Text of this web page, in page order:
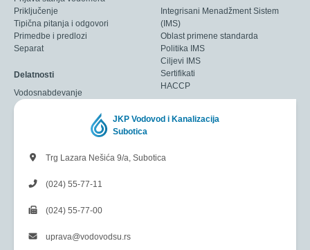
Priključenje
Tipična pitanja i odgovori
Primedbe i predlozi
Separat
Delatnosti
Vodosnabdevanje
Integrisani Menadžment Sistem
(IMS)
Oblast primene standarda
Politika IMS
Ciljevi IMS
Sertifikati
HACCP
JKP Vodovod i Kanalizacija
Subotica
Trg Lazara Nešića 9/a, Subotica
(024) 55-77-11
(024) 55-77-00
uprava@vodovodsu.rs